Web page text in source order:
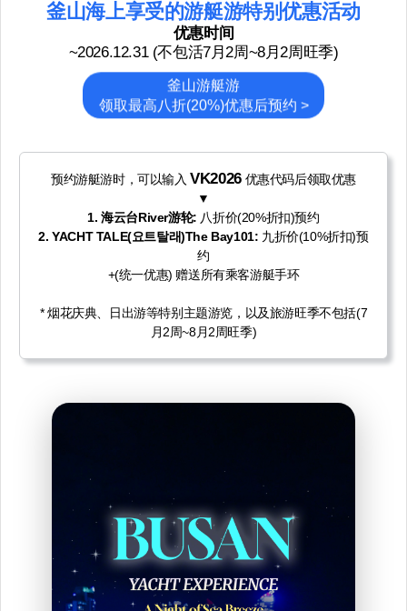
釜山海上享受的游艇游特别优惠活动
优惠时间
~2026.12.31 (不包活7月2周~8月2周旺季)
釜山游艇游
领取最高八折(20%)优惠后预约 >
预约游艇游时，可以输入VK2026优惠代码后领取优惠
▼
1. 海云台River游轮: 八折价(20%折扣)预约
2. YACHT TALE(요트탈래)The Bay101: 九折价(10%折扣)预
约
+(统一优惠) 赠送所有乘客游艇手环
* 烟花庆典、日出游等特别主题游览，以及旅游旺季不包括(7
月2周~8月2周旺季)